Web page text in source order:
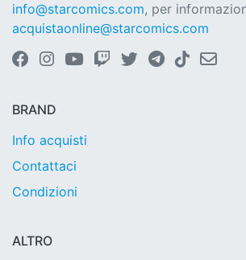
info@starcomics.com, per
acquistaonline@starcomics.com
BRAND
Info acquisti
Contattaci
Condizioni
ALTRO